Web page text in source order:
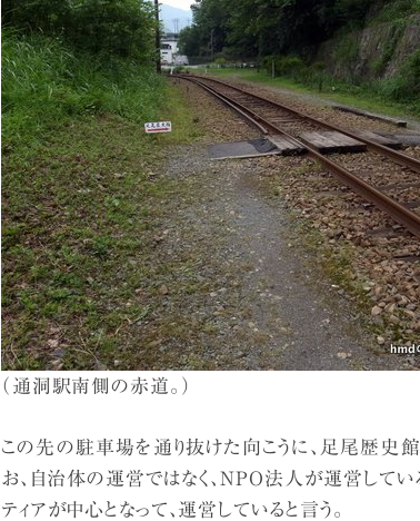
（通洞駅南側の赤道。）
この先の駐車場を通り抜けた向こうに、足尾歴史館
お、自治体の運営ではなく、NPO法人が運営して
ティアが中心となって、運営していると言う。